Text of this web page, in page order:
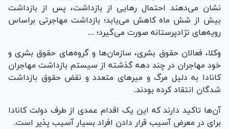
نشان می‌دهند احتمال رهایی از بازداشت، پس از بازداشت
بیش از شش ماه کاهش می‌یابد؛ بازداشت مهاجرتی براساس
رویه‌های نژادپرستانه صورت می‌گیرد؛ ...
وکلا، فعالان حقوق بشری، سازمان‌ها و گروه‌های حقوق بشری و
خود مهاجران در چند دهه گذشته از سیستم بازداشت مهاجران
کانادا به دلیل مرگ و میرهای متعدد و نقض حقوق بازداشت
شدگان انتقاد کرده بودند.
آن‌ها تاکید دارند که این یک اقدام عمدی از طرف دولت کانادا
برای در معرض آسیب قرار دادن افراد بسیار آسیب پذیر است.